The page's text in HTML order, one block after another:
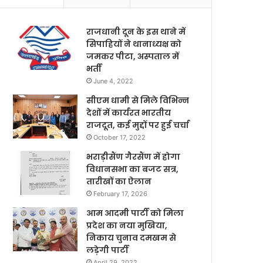
राजधानी दून के इस थाने में
सिपाहियों ने थानाध्यक्ष को
जमकर पीटा, अस्पताल में
भर्ती
June 4, 2022
सीएम धामी से मिले विभिन्न
देशों में कार्यरत भारतीय
राजदूत, कई मुद्दों पर हुई चर्चा
October 17, 2022
भराड़ीसैंण गैरसैंण में होगा
विधानसभा का बजट सत्र,
तारीखों का ऐलान
February 17, 2026
आम आदमी पार्टी को मिला
प्रदेश का नया मुखिया,
निकाय चुनाव दमखम से
लड़ेगी पार्टी